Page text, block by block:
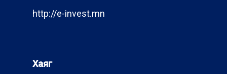
http://e-invest.mn
Хаяг